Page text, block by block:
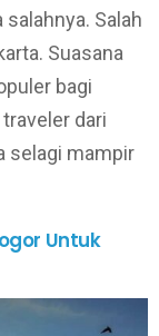
Salah
Suasana
bagi
dari
selagi mampir
Untuk